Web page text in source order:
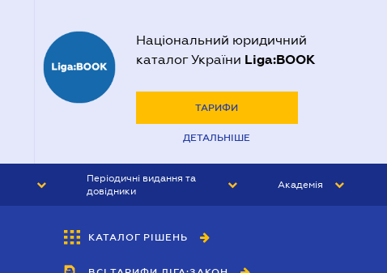
Національний юридичний
каталог України Liga:BOOK
ТАРИФИ
ДЕТАЛЬНІШЕ
Періодичні видання та
довідники
БУХГАЛТЕР&ЗАКОН
Академія
КАТАЛОГ РІШЕНЬ